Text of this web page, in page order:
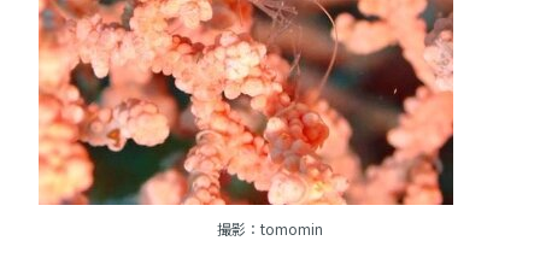
撮影：tomomin